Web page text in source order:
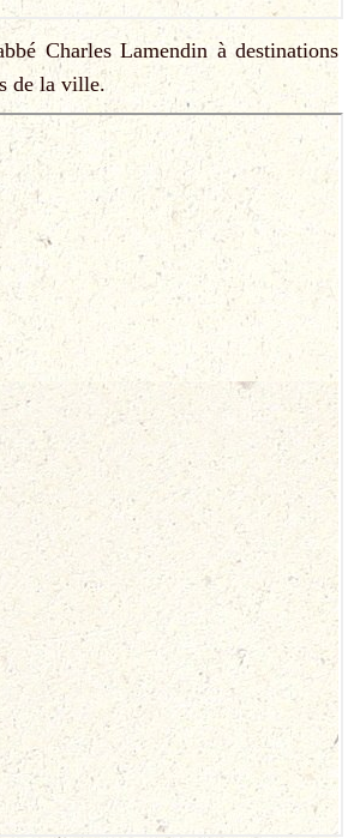
Charles Lamendin à destinations
de la ville.